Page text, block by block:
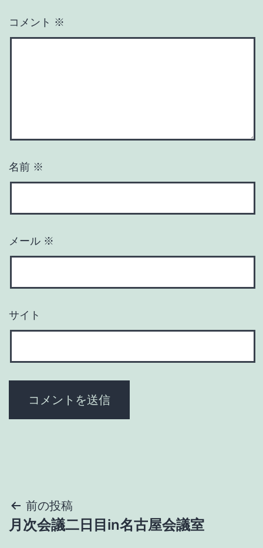
コメント ※
名前 ※
メール ※
サイト
投
稿
前の投稿
月次会議二日目in名古屋会議室